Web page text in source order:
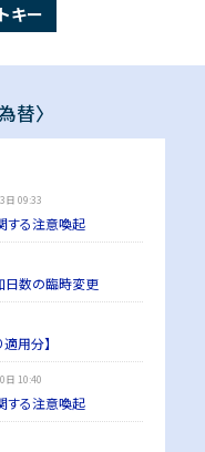
キー
替〉
日 09:33
する注意喚起
日数の臨時変更
用分】
日 10:40
する注意喚起